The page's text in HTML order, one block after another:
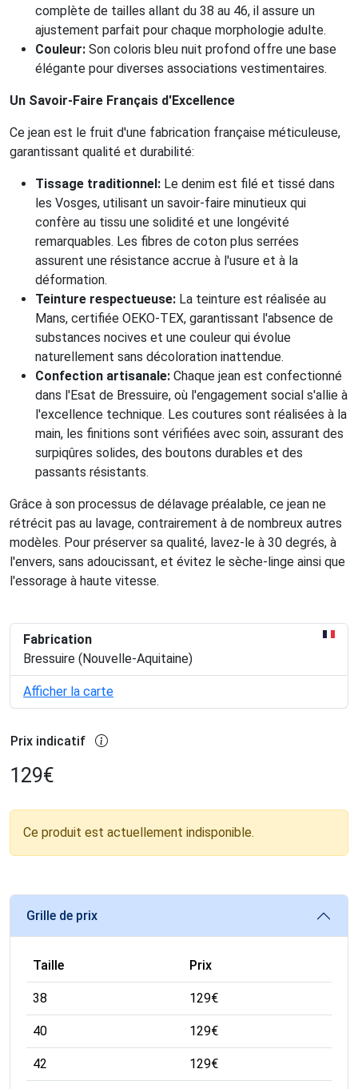
complète de tailles allant du 38 au 46, il assure un
ajustement parfait pour chaque morphologie adulte.
Couleur: Son coloris bleu nuit profond offre une base
élégante pour diverses associations vestimentaires.
Un Savoir-Faire Français d'Excellence
Ce jean est le fruit d'une fabrication française méticuleuse,
garantissant qualité et durabilité:
Tissage traditionnel: Le denim est filé et tissé dans
les Vosges, utilisant un savoir-faire minutieux qui
confère au tissu une solidité et une longévité
remarquables. Les fibres de coton plus serrées
assurent une résistance accrue à l'usure et à la
déformation.
Teinture respectueuse: La teinture est réalisée au
Mans, certifiée OEKO-TEX, garantissant l'absence de
substances nocives et une couleur qui évolue
naturellement sans décoloration inattendue.
Confection artisanale: Chaque jean est confectionné
dans l'Esat de Bressuire, où l'engagement social s'allie à
l'excellence technique. Les coutures sont réalisées à la
main, les finitions sont vérifiées avec soin, assurant des
surpiqûres solides, des boutons durables et des
passants résistants.
Grâce à son processus de délavage préalable, ce jean ne
rétrécit pas au lavage, contrairement à de nombreux autres
modèles. Pour préserver sa qualité, lavez-le à 30 degrés, à
l'envers, sans adoucissant, et évitez le sèche-linge ainsi que
l'essorage à haute vitesse.
Fabrication
Bressuire (Nouvelle-Aquitaine)
Afficher la carte
Prix indicatif
129€
Ce produit est actuellement indisponible.
Grille de prix
Taille Prix
38 129€
40 129€
42 129€